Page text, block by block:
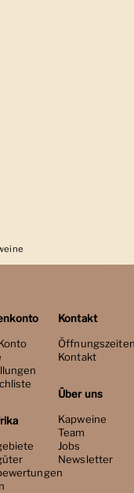
Kontakt
Kontakt
Über uns
Kapweine
Team
Jobs
Newsletter